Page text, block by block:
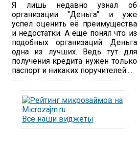
Я лишь недавно узнал об
организации "Деньга" и уже
успел оценить её преимущества
и недостатки. А ещё понял что из
подобных организаций Деньга
одна из лучших. Ведь тут для
получения кредита нужен только
паспорт и никаких поручителей....
Все наши виджеты